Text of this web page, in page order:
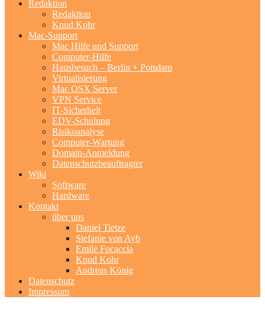
Redaktion
Redaktion
Knud Kohr
Mac-Support
Mac Hilfe und Support
Computer-Hilfe
Hausbesuch – Berlin + Potsdam
Virtualisierung
Mac OSX Server
VPN Service
IT-Sicherheit
EDV-Schulung
Risikoanalyse
Computer-Wartung
Domain-Anmeldung
Datenschutzbeauftragter
Wiki
Software
Hardware
Kontakt
über uns
Daniel Tietze
Stefanie von Ayb
Emile Focaccia
Knud Kohr
Andreas König
Datenschutz
Impressum